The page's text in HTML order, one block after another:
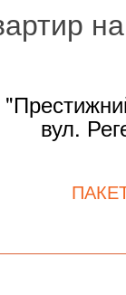
вул.